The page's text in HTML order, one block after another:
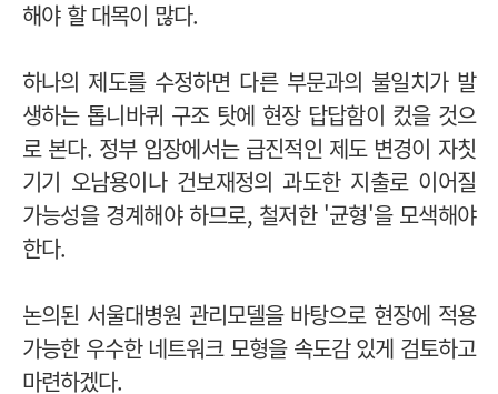
해야 할 대목이 많다.
하나의 제도를 수정하면 다른 부문과의 불일치가 발
생하는 톱니바퀴 구조 탓에 현장 답답함이 컸을 것으
로 본다. 정부 입장에서는 급진적인 제도 변경이 자칫
기기 오남용이나 건보재정의 과도한 지출로 이어질
가능성을 경계해야 하므로, 철저한 '균형'을 모색해야
한다.
논의된 서울대병원 관리모델을 바탕으로 현장에 적용
가능한 우수한 네트워크 모형을 속도감 있게 검토하고
마련하겠다.